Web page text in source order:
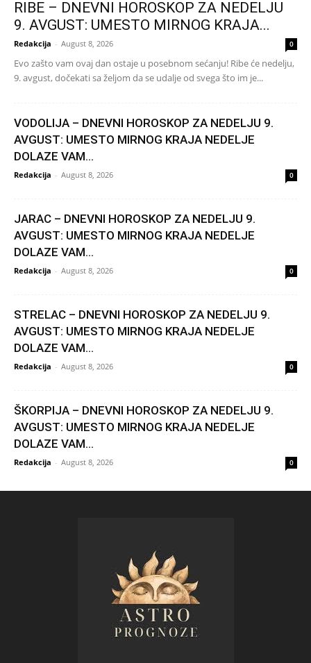
RIBE – DNEVNI HOROSKOP ZA NEDELJU
9. AVGUST: UMESTO MIRNOG KRAJA...
Redakcija - August 8, 2026 0
Evo zašto vam ovaj dan ostaje u posebnom sećanju! Ribe će nedelju,
9. avgust, dočekati sa željom da se udalje od svega što im je...
VODOLIJA – DNEVNI HOROSKOP ZA NEDELJU 9.
AVGUST: UMESTO MIRNOG KRAJA NEDELJE
DOLAZE VAM...
Redakcija - August 8, 2026 0
JARAC – DNEVNI HOROSKOP ZA NEDELJU 9.
AVGUST: UMESTO MIRNOG KRAJA NEDELJE
DOLAZE VAM...
Redakcija - August 8, 2026 0
STRELAC – DNEVNI HOROSKOP ZA NEDELJU 9.
AVGUST: UMESTO MIRNOG KRAJA NEDELJE
DOLAZE VAM...
Redakcija - August 8, 2026 0
ŠKORPIJA – DNEVNI HOROSKOP ZA NEDELJU 9.
AVGUST: UMESTO MIRNOG KRAJA NEDELJE
DOLAZE VAM...
Redakcija - August 8, 2026 0